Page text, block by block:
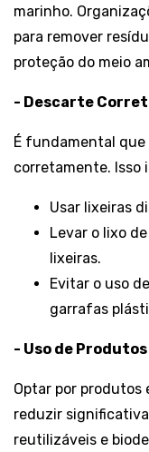
marinho.
para remover
proteção do meio
- Descarte
É fundamental
corretamente. Isso
Usar lixeiras
Levar o lixo
lixeiras.
Evitar o uso
garrafas
- Uso de
Optar por produtos
reduzir
reutilizáveis e